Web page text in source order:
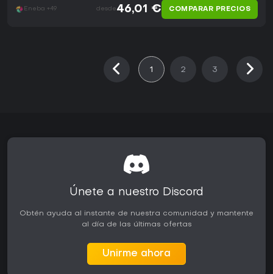
Eneba +49 desde 46,01 € COMPARAR PRECIOS
1 2 3
Únete a nuestro Discord
Obtén ayuda al instante de nuestra comunidad y mantente
al día de las últimas ofertas
Unirme ahora